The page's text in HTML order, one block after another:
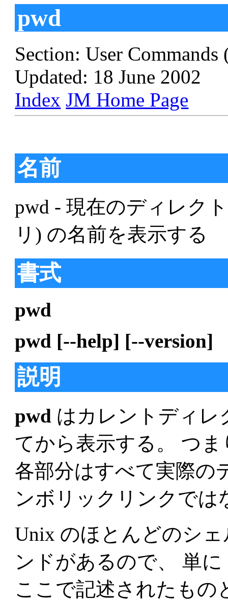
pwd
Section: User Commands
Updated: 18 June 2002
Index JM Home Page
名前
pwd - 現在のディレク
リ) の名前を表示する
書式
pwd
pwd [--help] [--version]
説明
pwd はカレントディレ
てから表示する。 つ
各部分はすべて実際の
ンボリックリンクでは
Unix のほとんどのシ
ンドがあるので、 単
ここで記述されたもの